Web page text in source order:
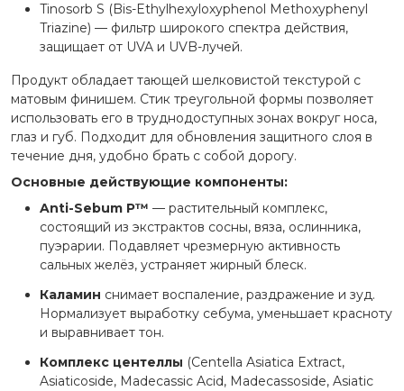
Tinosorb S (Bis-Ethylhexyloxyphenol Methoxyphenyl
Triazine) — фильтр широкого спектра действия,
защищает от UVA и UVB-лучей.
Продукт обладает тающей шелковистой текстурой с
матовым финишем. Стик треугольной формы позволяет
использовать его в труднодоступных зонах вокруг носа,
глаз и губ. Подходит для обновления защитного слоя в
течение дня, удобно брать с собой дорогу.
Основные действующие компоненты:
Anti-Sebum P™ — растительный комплекс,
состоящий из экстрактов сосны, вяза, ослинника,
пуэрарии. Подавляет чрезмерную активность
сальных желёз, устраняет жирный блеск.
Каламин снимает воспаление, раздражение и зуд.
Нормализует выработку себума, уменьшает красноту
и выравнивает тон.
Комплекс центеллы (Centella Asiatica Extract,
Asiaticoside, Madecassic Acid, Madecassoside, Asiatic